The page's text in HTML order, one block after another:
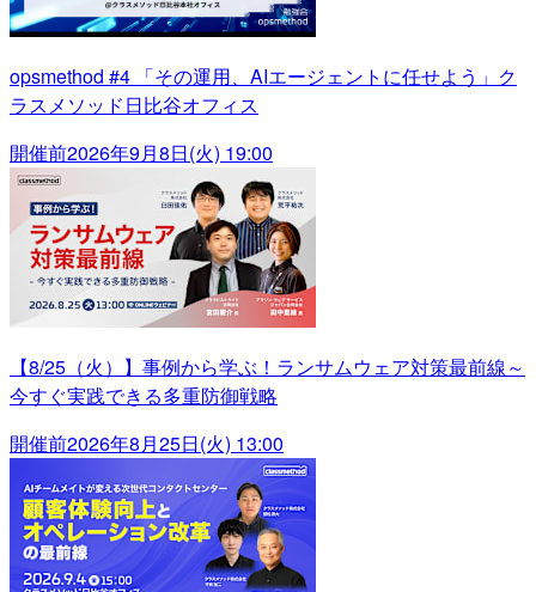
opsmethod #4 「その運用、AIエージェントに任せよう」ク
ラスメソッド日比谷オフィス
開催前2026年9月8日(火) 19:00
【8/25（火）】事例から学ぶ！ランサムウェア対策最前線～
今すぐ実践できる多重防御戦略
開催前2026年8月25日(火) 13:00